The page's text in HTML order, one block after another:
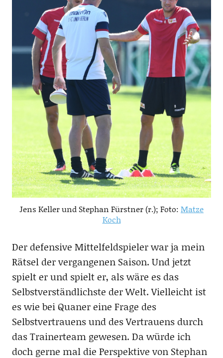
Jens Keller und Stephan Fürstner (r.); Foto: Matze
Koch
Der defensive Mittelfeldspieler war ja mein
Rätsel der vergangenen Saison. Und jetzt
spielt er und spielt er, als wäre es das
Selbstverständlichste der Welt. Vielleicht ist
es wie bei Quaner eine Frage des
Selbstvertrauens und des Vertrauens durch
das Trainerteam gewesen. Da würde ich
doch gerne mal die Perspektive von Stephan